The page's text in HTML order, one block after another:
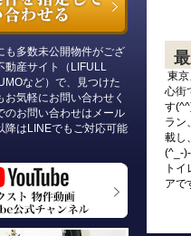
も多数未公開物件がござ
動産サイト（LIFULL
など）で、見つけた
お気軽にお問い合わせく
のお問い合わせはメール
降はLINEでもご対応可能
東
心街
す
ラン
載し
(^_-
ト
アで